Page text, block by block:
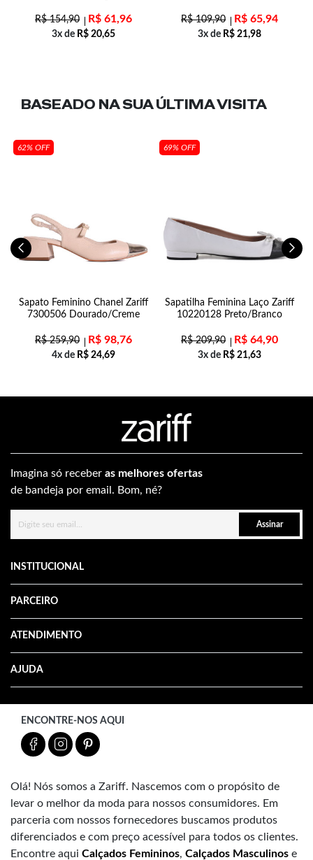
R$154,90 R$ 61,96
3x de R$ 20,65
R$109,90 R$ 65,94
3x de R$ 21,98
BASEADO NA SUAÚLTIMA VISITA
62% OFF
Sapato Feminino Chanel Zariff
7300506 Dourado/Creme
R$259,90 R$ 98,76
4x de R$ 24,69
69% OFF
Sapatilha Feminina Laço Zariff
10220128 Preto/Branco
R$209,90 R$ 64,90
3x de R$ 21,63
Imagina só receber as melhores ofertas
de bandeja por email. Bom, né?
Assinar
INSTITUCIONAL
PARCEIRO
ATENDIMENTO
AJUDA
ENCONTRE-NOS AQUI
Olá! Nós somos a Zariff. Nascemos com o propósito de
levar o melhor da moda para nossos consumidores. Em
parceria com nossos fornecedores buscamos produtos
diferenciados e com preço acessível para todos os clientes.
Encontre aqui Calçados Femininos, Calçados Masculinos e